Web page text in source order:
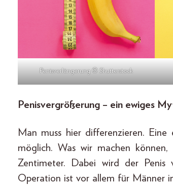
Penisverlängerung © Shutterstock
Penisvergrößerung – ein ewiges
Man muss hier differenzieren.
möglich. Was wir machen
Zentimeter. Dabei wird der Penis
Operation ist vor allem für Männer